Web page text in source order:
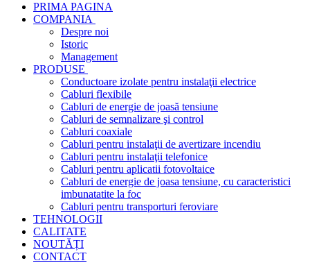
PRIMA PAGINA
COMPANIA
Despre noi
Istoric
Management
PRODUSE
Conductoare izolate pentru instalaţii electrice
Cabluri flexibile
Cabluri de energie de joasă tensiune
Cabluri de semnalizare şi control
Cabluri coaxiale
Cabluri pentru instalaţii de avertizare incendiu
Cabluri pentru instalaţii telefonice
Cabluri pentru aplicatii fotovoltaice
Cabluri de energie de joasa tensiune, cu caracteristici
imbunatatite la foc
Cabluri pentru transporturi feroviare
TEHNOLOGII
CALITATE
NOUTĂȚI
CONTACT